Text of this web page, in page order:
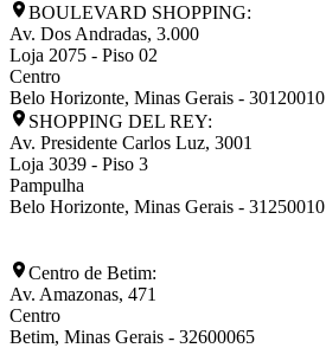
BOULEVARD SHOPPING:
Av. Dos Andradas, 3.000
Loja 2075 - Piso 02
Centro
Belo Horizonte, Minas Gerais - 30120010
SHOPPING DEL REY:
Av. Presidente Carlos Luz, 3001
Loja 3039 - Piso 3
Pampulha
Belo Horizonte, Minas Gerais - 31250010
Centro de Betim:
Av. Amazonas, 471
Centro
Betim, Minas Gerais - 32600065